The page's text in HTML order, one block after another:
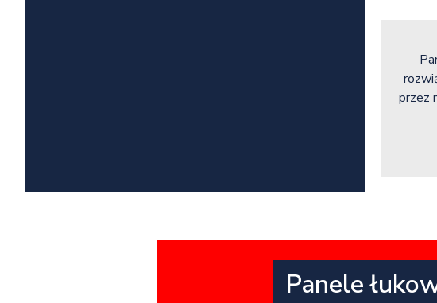
przez
Panele